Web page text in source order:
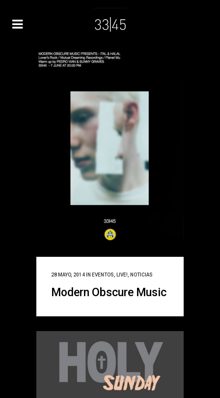
28 MAYO, 2014 IN EVENTOS LIVE! NOTICIAS
Modern Obscure Music